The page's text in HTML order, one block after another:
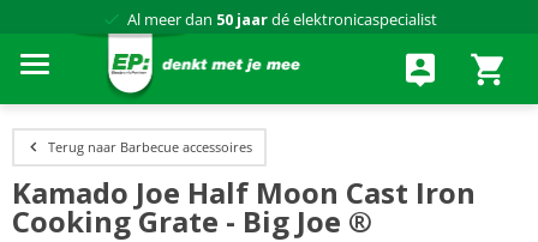
Al meer dan 50 jaardé elektronicaspecialist
Terug naar Barbecue accessoires
Kamado Joe Half Moon Cast Iron
Cooking Grate - Big Joe ®